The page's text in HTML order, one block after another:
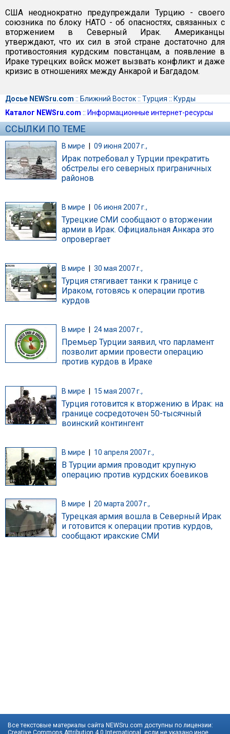
США неоднократно предупреждали Турцию - своего
союзника по блоку НАТО - об опасностях, связанных с
вторжением в Северный Ирак. Американцы
утверждают, что их сил в этой стране достаточно для
противостояния курдским повстанцам, а появление в
Ираке турецких войск может вызвать конфликт и даже
кризис в отношениях между Анкарой и Багдадом.
Досье NEWSru.com :: Ближний Восток:: Турция :: Курды
Каталог NEWSru.com :: Информационные интернет-ресурсы
ССЫЛКИ ПО ТЕМЕ
В мире | 09 июня 2007 г.,
Ирак потребовал у Турции прекратить
обстрелы его северных приграничных
районов
В мире 06 июня 2007 г.,
Турецкие СМИ сообщают о вторжении
армии в Ирак. Официальная Анкара это
опровергает
В мире 30 мая 2007 г.,
Турция стягивает танки к границе с
Ираком, готовясь к операции против
курдов
В мире 24 мая 2007 г.,
Премьер Турции заявил, что парламент
позволит армии провести операцию
против курдов в Ираке
В мире | 15 мая 2007 г.,
Турция готовится к вторжению в Ирак: на
границе сосредоточен 50-тысячный
воинский контингент
В мире 10 апреля 2007 г.,
В Турции армия проводит крупную
операцию против курдских боевиков
В мире 20 марта 2007 г.,
Турецкая армия вошла в Северный Ирак
и готовится к операции против курдов,
сообщают иракские СМИ
Все текстовые материалы сайта NEWSru.com доступны по лицензии: